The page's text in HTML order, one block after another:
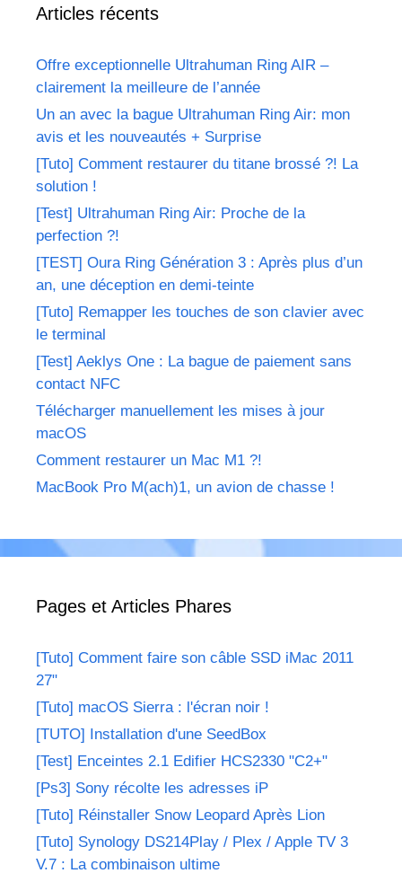
Articles récents
Offre exceptionnelle Ultrahuman Ring AIR –
clairement la meilleure de l’année
Un an avec la bague Ultrahuman Ring Air: mon
avis et les nouveautés + Surprise
[Tuto] Comment restaurer du titane brossé ?! La
solution !
[Test] Ultrahuman Ring Air: Proche de la
perfection ?!
[TEST] Oura Ring Génération 3 : Après plus d’un
an, une déception en demi-teinte
[Tuto] Remapper les touches de son clavier avec
le terminal
[Test] Aeklys One : La bague de paiement sans
contact NFC
Télécharger manuellement les mises à jour
macOS
Comment restaurer un Mac M1 ?!
MacBook Pro M(ach)1, un avion de chasse !
Pages et Articles Phares
[Tuto] Comment faire son câble SSD iMac 2011
27"
[Tuto] macOS Sierra : l'écran noir !
[TUTO] Installation d'une SeedBox
[Test] Enceintes 2.1 Edifier HCS2330 "C2+"
[Ps3] Sony récolte les adresses iP
[Tuto] Réinstaller Snow Leopard Après Lion
[Tuto] Synology DS214Play / Plex / Apple TV 3
V.7 : La combinaison ultime